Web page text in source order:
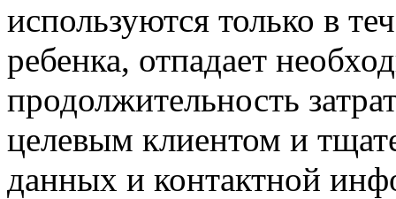
используются только в
ребенка, отпадает
продолжительность
целевым клиентом и
данных и контактной